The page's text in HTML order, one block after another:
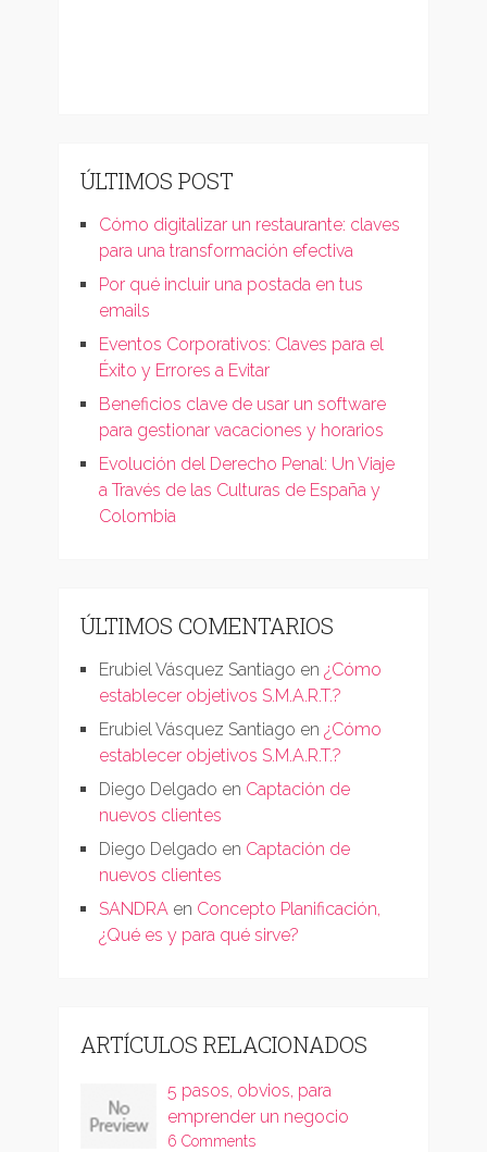
ÚLTIMOS POST
Cómo digitalizar un restaurante: claves
para una transformación efectiva
Por qué incluir una postada en tus
emails
Eventos Corporativos: Claves para el
Éxito y Errores a Evitar
Beneficios clave de usar un software
para gestionar vacaciones y horarios
Evolución del Derecho Penal: Un Viaje
a Través de las Culturas de España y
Colombia
ÚLTIMOS COMENTARIOS
Erubiel Vásquez Santiago en ¿Cómo
establecer objetivos S.M.A.R.T.?
Erubiel Vásquez Santiago en ¿Cómo
establecer objetivos S.M.A.R.T.?
Diego Delgado en Captación de
nuevos clientes
Diego Delgado en Captación de
nuevos clientes
SANDRAen Concepto Planificación,
¿Qué es y para qué sirve?
ARTÍCULOS RELACIONADOS
5 pasos, obvios, para
emprender un negocio
6 Comments